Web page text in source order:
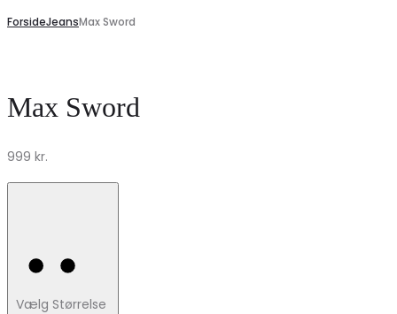
ForsideJeansMax Sword
Max Sword
999 kr.
Vælg Størrelse